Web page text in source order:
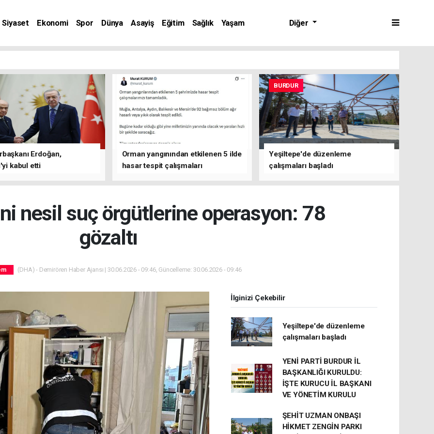
Siyaset Ekonomi Spor Dünya Asayiş Eğitim Sağlık
Yaşam
Diğer
Erdoğan,
kabul etti
Orman yangınından etkilenen 5 ilde
hasar tespit çalışmaları
BURDUR
Yeşiltepe'de düzenleme
çalışmaları başladı
nesil suç örgütlerine operasyon: 78
gözaltı
(DHA) - Demirören Haber Ajansı | 30.06.2026 - 09:46, Güncelleme: 30.06.2026 - 09:46
İlginizi Çekebilir
Yeşiltepe'de düzenleme
çalışmaları başladı
YENİ PARTİ BURDUR İL
BAŞKANLIĞI KURULDU:
İŞTE KURUCU İL BAŞKANI
VE YÖNETİM KURULU
ŞEHİT UZMAN ONBAŞI
HİKMET ZENGİN PARKI